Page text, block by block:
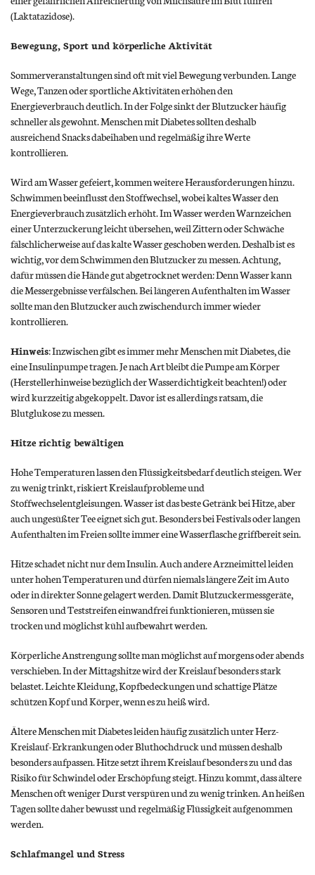
(Laktatazidose).
Bewegung, Sport und körperliche Aktivität
Sommerveranstaltungen sind oft mit viel Bewegung verbunden. Lange
Wege, Tanzen oder sportliche Aktivitäten erhöhen den
Energieverbrauch deutlich. In der Folge sinkt der Blutzucker häufig
schneller als gewohnt. Menschen mit Diabetes sollten deshalb
ausreichend Snacks dabeihaben und regelmäßig ihre Werte
kontrollieren.
Wird am Wasser gefeiert, kommen weitere Herausforderungen hinzu.
Schwimmen beeinflusst den Stoffwechsel, wobei kaltes Wasser den
Energieverbrauch zusätzlich erhöht. Im Wasser werden Warnzeichen
einer Unterzuckerung leicht übersehen, weil Zittern oder Schwäche
fälschlicherweise auf das kalte Wasser geschoben werden. Deshalb ist es
wichtig, vor dem Schwimmen den Blutzucker zu messen. Achtung,
dafür müssen die Hände gut abgetrocknet werden: Denn Wasser kann
die Messergebnisse verfälschen. Bei längeren Aufenthalten im Wasser
sollte man den Blutzucker auch zwischendurch immer wieder
kontrollieren.
Hinweis: Inzwischen gibt es immer mehr Menschen mit Diabetes, die
eine Insulinpumpe tragen. Je nach Art bleibt die Pumpe am Körper
(Herstellerhinweise bezüglich der Wasserdichtigkeit beachten!) oder
wird kurzzeitig abgekoppelt. Davor ist es allerdings ratsam, die
Blutglukose zu messen.
Hitze richtig bewältigen
Hohe Temperaturen lassen den Flüssigkeitsbedarf deutlich steigen. Wer
zu wenig trinkt, riskiert Kreislaufprobleme und
Stoffwechselentgleisungen. Wasser ist das beste Getränk bei Hitze, aber
auch ungesüßter Tee eignet sich gut. Besonders bei Festivals oder langen
Aufenthalten im Freien sollte immer eine Wasserflasche griffbereit sein.
Hitze schadet nicht nur dem Insulin. Auch andere Arzneimittel leiden
unter hohen Temperaturen und dürfen niemals längere Zeit im Auto
oder in direkter Sonne gelagert werden. Damit Blutzuckermessgeräte,
Sensoren und Teststreifen einwandfrei funktionieren, müssen sie
trocken und möglichst kühl aufbewahrt werden.
Körperliche Anstrengung sollte man möglichst auf morgens oder abends
verschieben. In der Mittagshitze wird der Kreislauf besonders stark
belastet. Leichte Kleidung, Kopfbedeckungen und schattige Plätze
schützen Kopf und Körper, wenn es zu heiß wird.
Ältere Menschen mit Diabetes leiden häufig zusätzlich unter Herz-
Kreislauf-Erkrankungen oder Bluthochdruck und müssen deshalb
besonders aufpassen. Hitze setzt ihrem Kreislauf besonders zu und das
Risiko für Schwindel oder Erschöpfung steigt. Hinzu kommt, dass ältere
Menschen oft weniger Durst verspüren und zu wenig trinken. An heißen
Tagen sollte daher bewusst und regelmäßig Flüssigkeit aufgenommen
werden.
Schlafmangel und Stress